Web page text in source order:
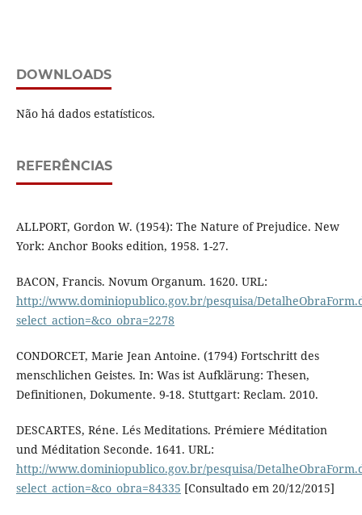
DOWNLOADS
Não há dados estatísticos.
REFERÊNCIAS
ALLPORT, Gordon W. (1954): The Nature of Prejudice. New
York: Anchor Books edition, 1958. 1-27.
BACON, Francis. Novum Organum. 1620. URL:
http://www.dominiopublico.gov.br/pesquisa/
select_action=&co_obra=2278
CONDORCET, Marie Jean Antoine. (1794) Fortschritt des
menschlichen Geistes. In: Was ist Aufklärung: Thesen,
Definitionen, Dokumente. 9-18. Stuttgart: Reclam. 2010.
DESCARTES, Réne. Lés Meditations. Prémiere Méditation
und Méditation Seconde. 1641. URL:
http://www.dominiopublico.gov.br/pesquisa/
select_action=&co_obra=84335 [Consultado em 20/12/2015]